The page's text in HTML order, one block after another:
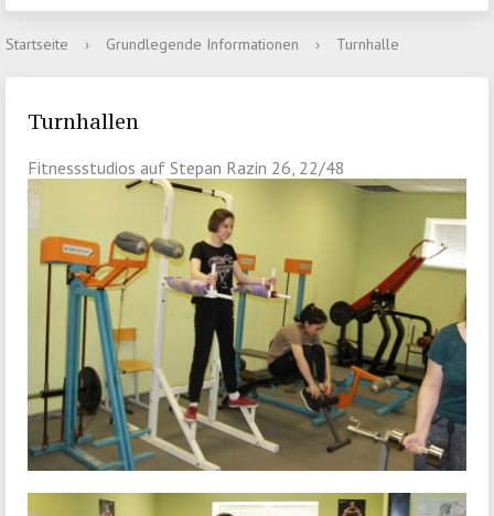
Startseite › Grundlegende Informationen › Turnhalle
Turnhallen
Fitnessstudios auf Stepan Razin 26, 22/48